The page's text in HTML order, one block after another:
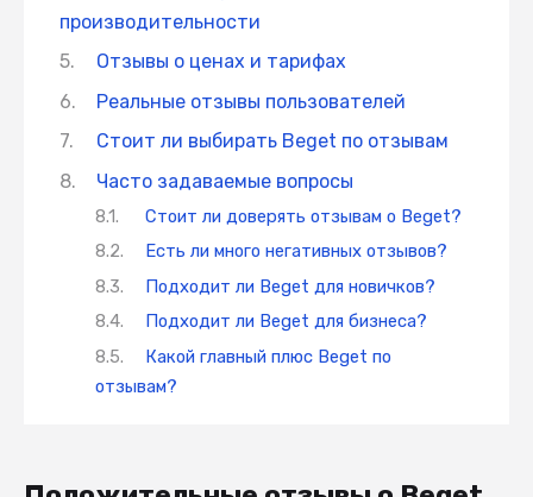
производительности
Отзывы о ценах и тарифах
Реальные отзывы пользователей
Стоит ли выбирать Beget по отзывам
Часто задаваемые вопросы
Стоит ли доверять отзывам о Beget?
Есть ли много негативных отзывов?
Подходит ли Beget для новичков?
Подходит ли Beget для бизнеса?
Какой главный плюс Beget по
отзывам?